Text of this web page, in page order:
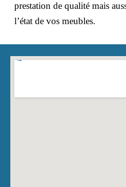
prestation de qualité mais
l’état de vos meubles.